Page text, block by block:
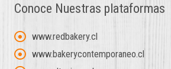
Conoce Nuestras plataformas
www.redbakery.cl
www.bakerycontemporaneo.cl